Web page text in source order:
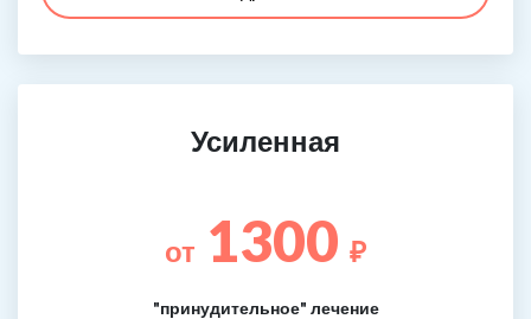
Усиленная
от 1300 ₽
"принудительное" лечение